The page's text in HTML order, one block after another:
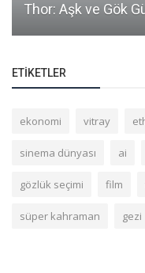
Thor: Aşk ve Gök
ETIKETLER
ekonomi vitray
sinema dünyası ai
gözlük seçimi film
süper kahraman gezi